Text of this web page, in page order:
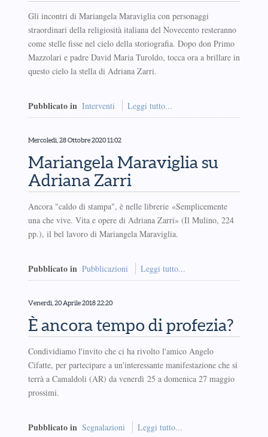
Gli incontri di Mariangela Maraviglia con personaggi
straordinari della religiosità italiana del Novecento resteranno
come stelle fisse nel cielo della storiografia. Dopo don Primo
Mazzolari e padre David Maria Turoldo, tocca ora a brillare in
questo cielo la stella di Adriana Zarri.
Pubblicato in Interventi Leggi tutto...
Mercoledì, 28 Ottobre 2020 11:02
Mariangela Maraviglia su
Adriana Zarri
Ancora "caldo di stampa", è nelle librerie «Semplicemente
una che vive. Vita e opere di Adriana Zarri» (Il Mulino, 224
pp.), il bel lavoro di Mariangela Maraviglia.
Pubblicato in Pubblicazioni Leggi tutto...
Venerdì, 20 Aprile 2018 22:20
È ancora tempo di profezia?
Condividiamo l'invito che ci ha rivolto l'amico Angelo
Cifatte, per partecipare a un'interessante manifestazione che si
terrà a Camaldoli (AR) da venerdì 25 a domenica 27 maggio
prossimi.
Pubblicato in Segnalazioni Leggi tutto...